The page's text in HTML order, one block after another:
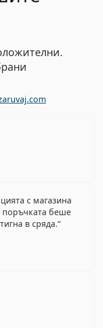
с магазина
беше
в сряда.